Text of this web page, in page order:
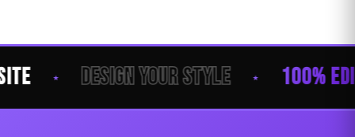
★ DESIGN YOUR STYLE ★ 100%